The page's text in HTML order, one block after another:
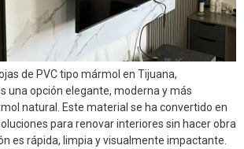
de PVC tipo mármol en Tijuana,
una opción elegante, moderna y más
natural. Este material se ha convertido en
para renovar interiores sin hacer obra
es rápida, limpia y visualmente impactante.